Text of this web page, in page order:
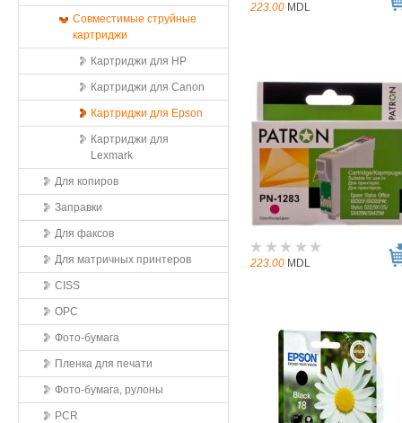
Совместимые струйные
картриджи
Картриджи для HP
Картриджи для Canon
Картриджи для Epson
Картриджи для
Lexmark
Для копиров
Заправки
Для факсов
Для матричных принтеров
CISS
OPC
Фото-бумага
Пленка для печати
Фото-бумага, рулоны
PCR
223.00 MDL
223.00 MDL